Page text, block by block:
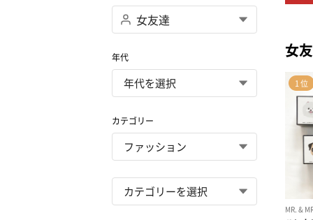
年代
カテゴリー
女